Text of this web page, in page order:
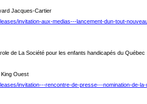
Jacques-Cartier
invitation-aux-medias---lancement-dun-tout-
de La Société pour les enfants handicapés du Québec
Ouest
invitation---rencontre-de-presse---nomination-de-